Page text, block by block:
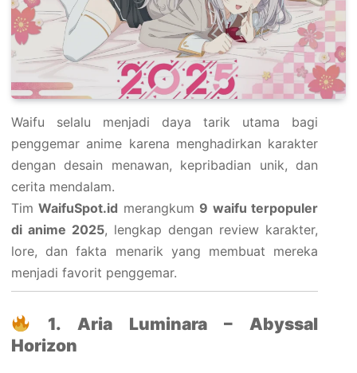
Waifu selalu menjadi daya tarik utama bagi
penggemar anime karena menghadirkan karakter
dengan desain menawan, kepribadian unik, dan
cerita mendalam.
TimWaifuSpot.id merangkum 9 waifu terpopuler
di anime 2025, lengkap dengan review karakter,
lore, dan fakta menarik yang membuat mereka
menjadi favorit penggemar.
1. Aria Luminara – Abyssal
Horizon